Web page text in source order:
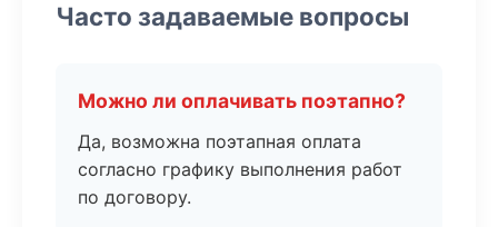
Часто задаваемые вопросы
Можно ли оплачивать поэтапно?
Да, возможна поэтапная оплата
согласно графику выполнения работ
по договору.